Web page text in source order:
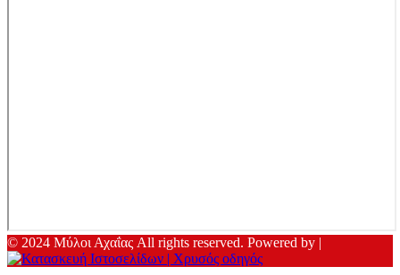
© 2024 Μύλοι Αχαΐας All rights reserved. Powered by |